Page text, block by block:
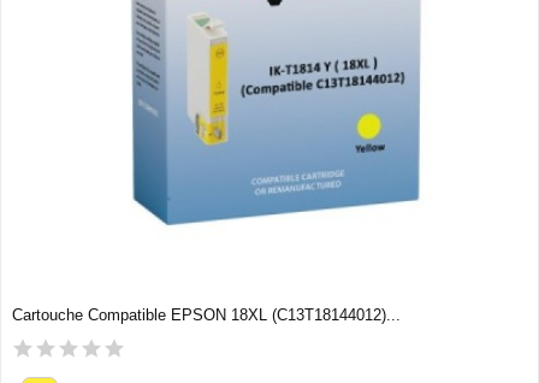
Cartouche Compatible EPSON 18XL (C13T18144012)...